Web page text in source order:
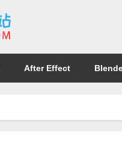
After Effect